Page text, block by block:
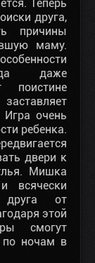
Теперь
друга,
причины
маму.
даже
поистине
очень
ребенка.
двери к
Мишка
всячески
друга от
этой
смогут
по ночам в